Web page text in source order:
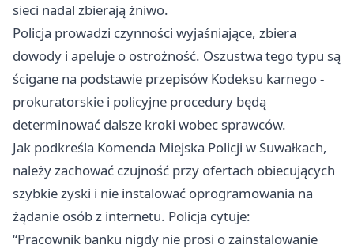
sieci nadal zbierają żniwo.
Policja prowadzi czynności wyjaśniające, zbiera
dowody i apeluje o ostrożność. Oszustwa tego typu są
ścigane na podstawie przepisów Kodeksu karnego -
prokuratorskie i policyjne procedury będą
determinować dalsze kroki wobec sprawców.
Jak podkreśla Komenda Miejska Policji w Suwałkach,
należy zachować czujność przy ofertach obiecujących
szybkie zyski i nie instalować oprogramowania na
żądanie osób z internetu. Policja cytuje:
“Pracownik banku nigdy nie prosi o zainstalowanie